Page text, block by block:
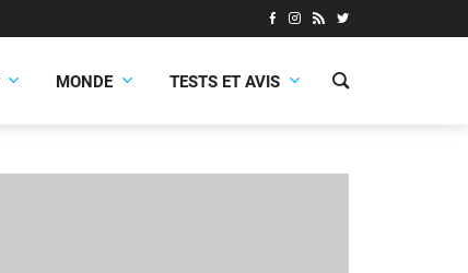
MONDE TESTS ET AVIS